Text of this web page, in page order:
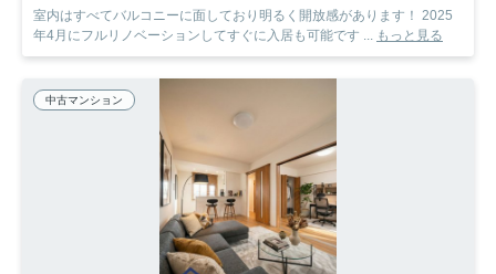
室内はすべてバルコニーに面しており明るく開放感があります！ 2025
年4月にフルリノベーションしてすぐに入居も可能です ... もっと見る
中古マンション